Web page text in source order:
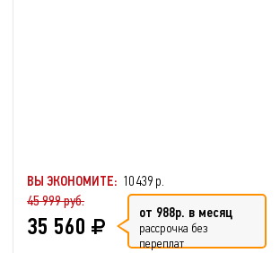
ВЫ ЭКОНОМИТЕ: 10 439 р.
45 999 руб.
35 560 от 988р. в месяц
рассрочка без
переплат